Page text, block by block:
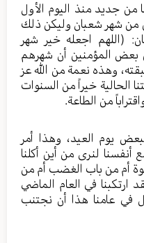
من جديد منذ اليوم الأول
من شهر شعبان وليكن ذلك
(اللهم اجعله خير شهر
بعض المؤمنين أن شهرهم
وهذه نعمة من الله عز
الحالية خيراً من السنوات
من الطاعة.
يوم العيد، وهذا أمر
لنرى من أين أكلنا
أم من باب الغضب أم من
ارتكبنا في العام الماضي
في عامنا هذا أن نجتنب